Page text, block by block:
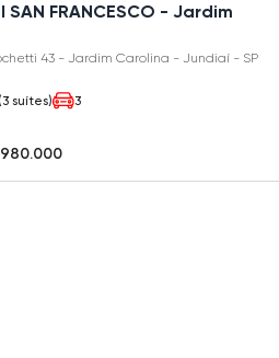
SAN FRANCESCO - Jardim
43 - Jardim Carolina - Jundiaí - SP
suítes) 3